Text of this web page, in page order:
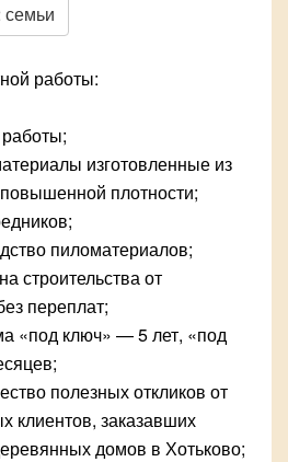
работы:
изготовленные из
плотности;
пиломатериалов;
строительства от
переплат;
«под ключ» — 5 лет, «под
полезных откликов от
клиентов, заказавших
домов в Хотьково;